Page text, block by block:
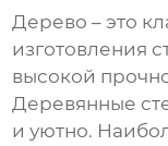
Дерево – это
изготовления
высокой
Деревянные
и уютно.